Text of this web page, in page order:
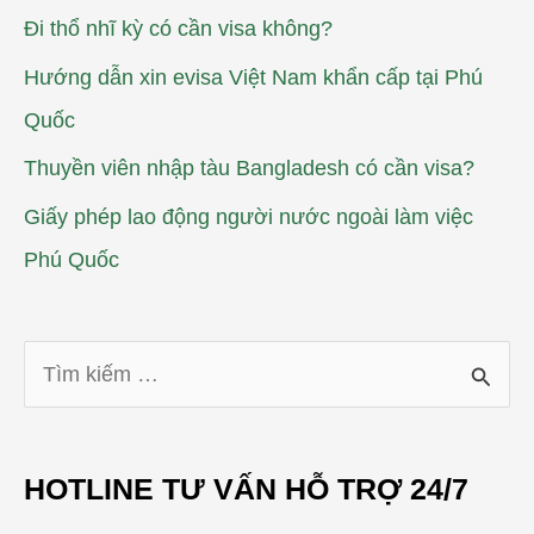
Đi thổ nhĩ kỳ có cần visa không?
Hướng dẫn xin evisa Việt Nam khẩn cấp tại Phú
Quốc
Thuyền viên nhập tàu Bangladesh có cần visa?
Giấy phép lao động người nước ngoài làm việc
Phú Quốc
HOTLINE TƯ VẤN HỖ TRỢ 24/7